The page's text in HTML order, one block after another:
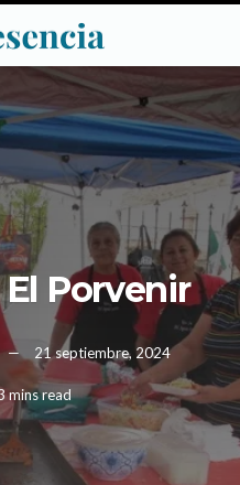
Porvenir
21 septiembre, 2024
mins read